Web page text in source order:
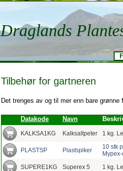
Draglands
Tilbehør for gartneren
Det trenges av og til mer enn bare
Datakode Navn
KALKSA1KG Kalksaltpeter 1 kg.
PLASTSP Plastspiker
10 stk
SUPERE1KG
Superex 5 1 kg.